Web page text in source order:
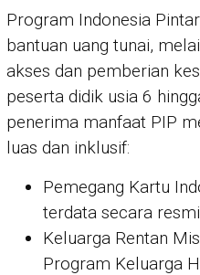
Program Indonesia
bantuan uang tunai,
akses dan pemberian
peserta didik usia 6
penerima manfaat PIP
luas dan inklusif:
Pemegang Kartu
terdata secara
Keluarga Rentan
Program Keluarga